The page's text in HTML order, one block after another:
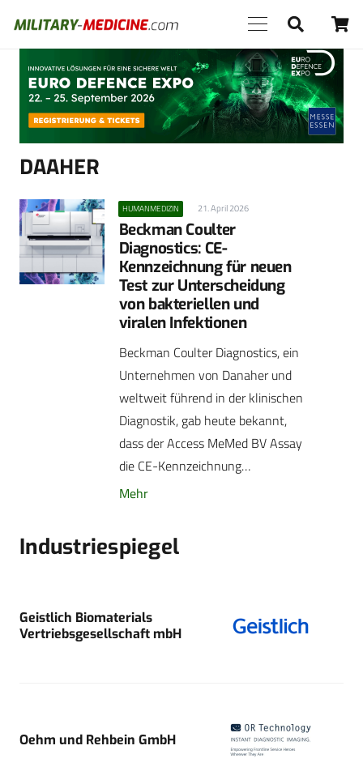
Anzeige
DAAHER
HUMANMEDIZIN 21. April 2026
Beckman Coulter
Diagnostics: CE-
Kennzeichnung für neuen
Test zur Unterscheidung
von bakteriellen und
viralen Infektionen
Beckman Coulter Diagnostics, ein
Unternehmen von Danaher und
weltweit führend in der klinischen
Diagnostik, gab heute bekannt,
dass der Access MeMed BV Assay
die CE-Kennzeichnung…
Mehr
Industriespiegel
Geistlich Biomaterials
Vertriebsgesellschaft mbH
Oehm und Rehbein GmbH